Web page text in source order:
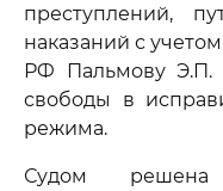
преступлений,
наказаний с
РФ Пальмову Э.П.
свободы в
режима.
Судом решена